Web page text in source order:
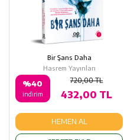
Bir Şans Daha
Hasrem Yayınları
%40
indirim
720,00 TL
432,00 TL
HEMEN AL